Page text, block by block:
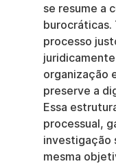
se resume a
burocráticas.
processo
organização
preserve a
Essa
processual,
investigação
mesma